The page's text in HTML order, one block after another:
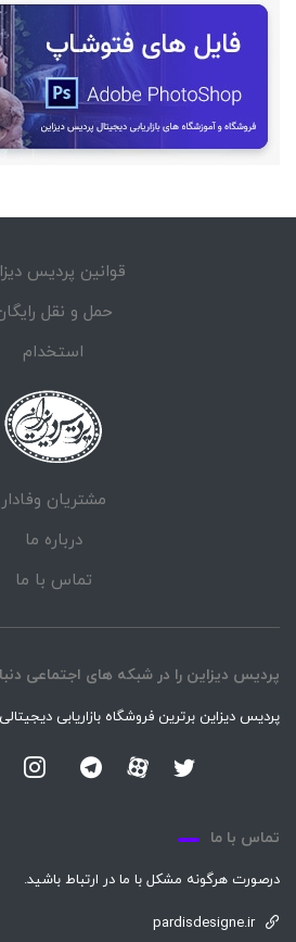
قوانین پردیس
حمل و نقل
استخدام
مشتریان وفادار
درباره ما
تماس با ما
پردیس دیزاین را در شبکه های اجتماعی
پردیس دیزاین برترین فروشگاه بازاریابی
تماس با ما
درصورت هرگونه مشکل با ما در ارتباط باشید.
pardisdesigne.ir